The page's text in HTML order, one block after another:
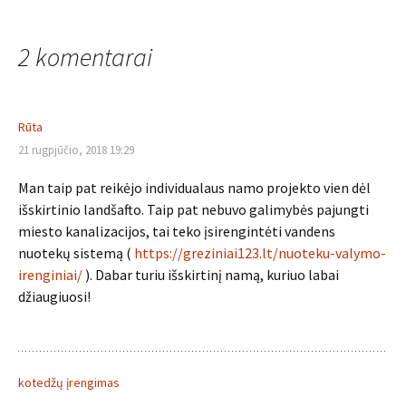
2 komentarai
Rūta
21 rugpjūčio, 2018 19:29
Man taip pat reikėjo individualaus namo projekto vien dėl
išskirtinio landšafto. Taip pat nebuvo galimybės pajungti
miesto kanalizacijos, tai teko įsirengintėti vandens
nuotekų sistemą ( https://greziniai123.lt/nuoteku-valymo-
irenginiai/ ). Dabar turiu išskirtinį namą, kuriuo labai
džiaugiuosi!
kotedžų įrengimas